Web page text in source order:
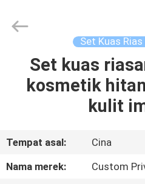
RUMAH
TENTANG
KAMI
Set Kuas
Set kuas
kosmetik
kulit
Tempat asal:
Cina
Nama merek:
Custom